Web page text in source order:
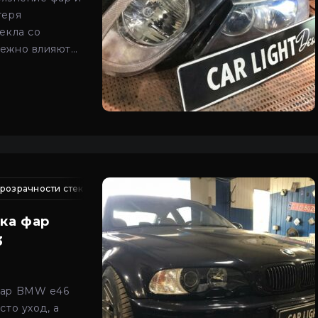
со
влияют
чистка led фар от грязи профилактика фар киев
стекол ремонт трещин фар автомобиля
фар
BMW e46
уход, а